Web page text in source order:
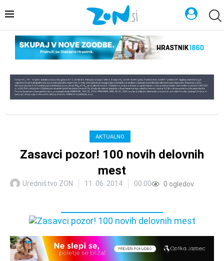
AKTUALNO
Zasavci pozor! 100 novih delovnih
mest
Uredništvo ZON 11. 06. 2014 00:00 0 ogledov